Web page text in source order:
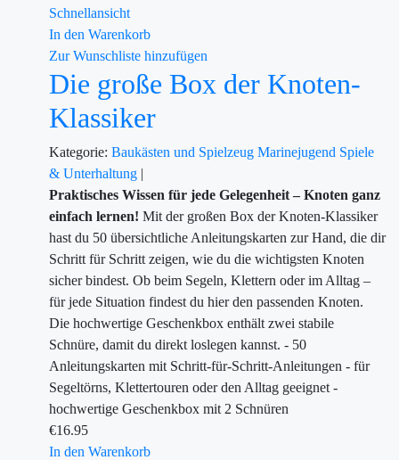
Schnellansicht
In den Warenkorb
Zur Wunschliste hinzufügen
Die große Box der Knoten-
Klassiker
Kategorie: Baukästen und Spielzeug Marinejugend Spiele
& Unterhaltung |
Praktisches Wissen für jede Gelegenheit – Knoten ganz
einfach lernen! Mit der großen Box der Knoten-Klassiker
hast du 50 übersichtliche Anleitungskarten zur Hand, die dir
Schritt für Schritt zeigen, wie du die wichtigsten Knoten
sicher bindest. Ob beim Segeln, Klettern oder im Alltag –
für jede Situation findest du hier den passenden Knoten.
Die hochwertige Geschenkbox enthält zwei stabile
Schnüre, damit du direkt loslegen kannst. - 50
Anleitungskarten mit Schritt-für-Schritt-Anleitungen - für
Segeltörns, Klettertouren oder den Alltag geeignet -
hochwertige Geschenkbox mit 2 Schnüren
€16.95
In den Warenkorb